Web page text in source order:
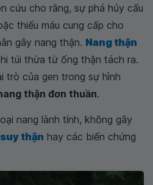
cứu cho rằng, sự phá hủy cấu
thiếu máu cung cấp cho
gây nang thận. Nang thận
túi thừa từ ống thận tách ra.
trò của gen trong sự hình
thận đơn thuần.
nang lành tính, không gây
suy thận hay các biến chứng